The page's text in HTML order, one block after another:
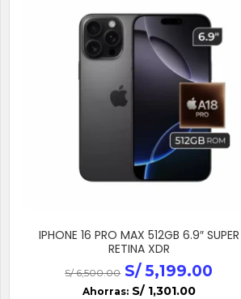
IPHONE 16 PRO MAX 512GB 6.9″ SUPER
RETINA XDR
S/6,500.00 S/5,199.00
Ahorras: S/1,301.00